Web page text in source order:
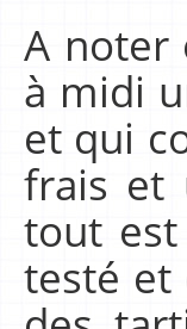
A noter
à midi
et qui
frais et
tout est
testé et